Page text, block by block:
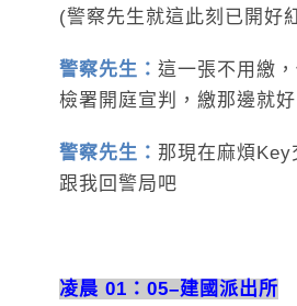
(警察先生就這此刻已開好
警察先生： 這一張不用繳
檢署開庭宣判，繳那邊就好
警察先生： 那現在麻煩
跟我回警局吧
凌晨 01：05–建國派出所